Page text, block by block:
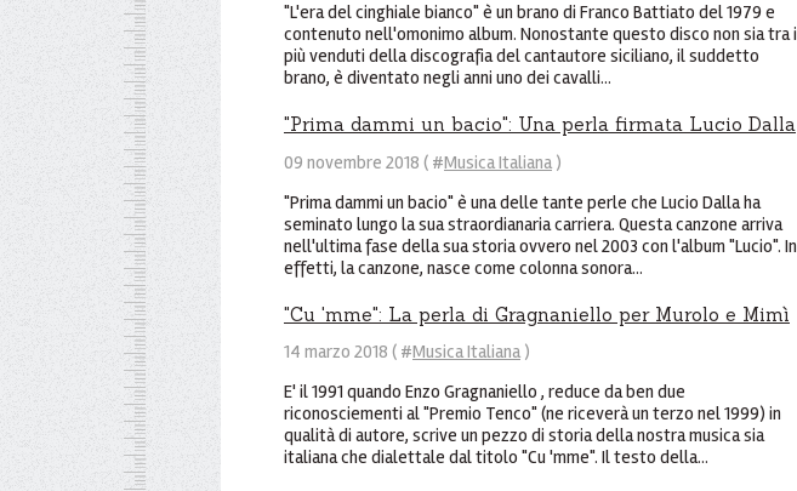
"L'era del cinghiale bianco" è un brano di Franco Battiato del 1979 e
contenuto nell'omonimo album. Nonostante questo disco non sia tra i
più venduti della discografia del cantautore siciliano, il suddetto
brano, è diventato negli anni uno dei cavalli...
"Prima dammi un bacio": Una perla firmata Lucio Dalla
09 novembre 2018 ( #Musica Italiana )
"Prima dammi un bacio" è una delle tante perle che Lucio Dalla ha
seminato lungo la sua straordianaria carriera. Questa canzone arriva
nell'ultima fase della sua storia ovvero nel 2003 con l'album "Lucio". In
effetti, la canzone, nasce come colonna sonora...
"Cu 'mme": La perla di Gragnaniello per Murolo e Mimì
14 marzo 2018 ( #Musica Italiana )
E' il 1991 quando Enzo Gragnaniello , reduce da ben due
riconosciementi al "Premio Tenco" (ne riceverà un terzo nel 1999) in
qualità di autore, scrive un pezzo di storia della nostra musica sia
italiana che dialettale dal titolo "Cu 'mme". Il testo della...